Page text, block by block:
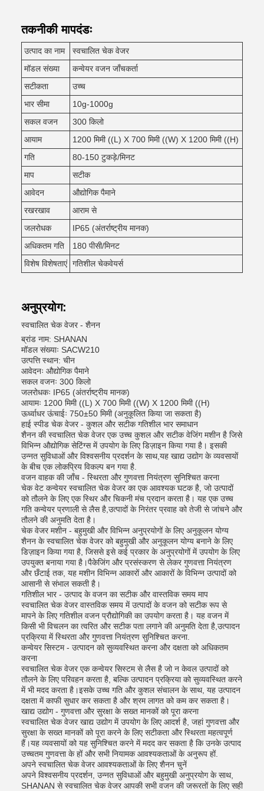
तकनीकी मापदंडः
उत्पाद का नाम
स्वचालित चेक वेजर
मॉडल संख्या
कन्वेयर वजन जाँचकर्ता
सटीकता
उच्च
भार सीमा
10g-1000g
सकल वजन
300 किलो
आयाम
1200 मिमी ((L) X 700 मिमी ((W) X 1200 मिमी ((H)
गति
80-150 टुकड़े/मिनट
माप
सटीक
आवेदन
औद्योगिक पैमाने
रखरखाव
आराम से
जलरोधक
IP65 (अंतर्राष्ट्रीय मानक)
अधिकतम गति
180 पीसी/मिनट
विशेष विशेषताएं गतिशील चेकवेयर्स
अनुप्रयोग:
स्वचालित चेक वेजर - शैनन
ब्रांड नाम: SHANAN
मॉडल संख्याः SACW210
उत्पत्ति स्थान: चीन
आवेदनः औद्योगिक पैमाने
सकल वजनः 300 किलो
जलरोधकः IP65 (अंतर्राष्ट्रीय मानक)
आयामः 1200 मिमी ((L) X 700 मिमी ((W) X 1200 मिमी ((H)
ऊर्ध्वाधर ऊंचाईः 750±50 मिमी (अनुकूलित किया जा सकता है)
हाई स्पीड चेक वेजर - कुशल और सटीक गतिशील भार समाधान
शैनन की स्वचालित चेक वेजर एक उच्च कुशल और सटीक वेजिंग मशीन है जिसे
विभिन्न औद्योगिक सेटिंग्स में उपयोग के लिए डिज़ाइन किया गया है। इसकी
उन्नत सुविधाओं और विश्वसनीय प्रदर्शन के साथ,यह खाद्य उद्योग के व्यवसायों
के बीच एक लोकप्रिय विकल्प बन गया है.
वजन वाहक की जाँच - स्थिरता और गुणवत्ता नियंत्रण सुनिश्चित करना
चेक वेट कन्वेयर स्वचालित चेक वेजर का एक आवश्यक घटक है, जो उत्पादों
को तौलने के लिए एक स्थिर और चिकनी मंच प्रदान करता है। यह एक उच्च
गति कन्वेयर प्रणाली से लैस है,उत्पादों के निरंतर प्रवाह को तेजी से जांचने और
तौलने की अनुमति देता है।
चेक वेजर मशीन - बहुमुखी और विभिन्न अनुप्रयोगों के लिए अनुकूलन योग्य
शैनन के स्वचालित चेक वेजर को बहुमुखी और अनुकूलन योग्य बनाने के लिए
डिज़ाइन किया गया है, जिससे इसे कई प्रकार के अनुप्रयोगों में उपयोग के लिए
उपयुक्त बनाया गया है।पैकेजिंग और प्रसंस्करण से लेकर गुणवत्ता नियंत्रण
और छँटाई तक, यह मशीन विभिन्न आकारों और आकारों के विभिन्न उत्पादों को
आसानी से संभाल सकती है।
गतिशील भार - उत्पाद के वजन का सटीक और वास्तविक समय माप
स्वचालित चेक वेजर वास्तविक समय में उत्पादों के वजन को सटीक रूप से
मापने के लिए गतिशील वजन प्रौद्योगिकी का उपयोग करता है। यह वजन में
किसी भी विचलन का त्वरित और सटीक पता लगाने की अनुमति देता है,उत्पादन
प्रक्रिया में स्थिरता और गुणवत्ता नियंत्रण सुनिश्चित करना.
कन्वेयर सिस्टम - उत्पादन को सुव्यवस्थित करना और दक्षता को अधिकतम
करना
स्वचालित चेक वेजर एक कन्वेयर सिस्टम से लैस है जो न केवल उत्पादों को
तौलने के लिए परिवहन करता है, बल्कि उत्पादन प्रक्रिया को सुव्यवस्थित करने
में भी मदद करता है।इसके उच्च गति और कुशल संचालन के साथ, यह उत्पादन
दक्षता में काफी सुधार कर सकता है और श्रम लागत को कम कर सकता है।
खाद्य उद्योग - गुणवत्ता और सुरक्षा के सख्त मानकों को पूरा करना
स्वचालित चेक वेजर खाद्य उद्योग में उपयोग के लिए आदर्श है, जहां गुणवत्ता और
सुरक्षा के सख्त मानकों को पूरा करने के लिए सटीकता और स्थिरता महत्वपूर्ण
हैं।यह व्यवसायों को यह सुनिश्चित करने में मदद कर सकता है कि उनके उत्पाद
उच्चतम गुणवत्ता के हों और सभी नियामक आवश्यकताओं के अनुरूप हों.
अपने स्वचालित चेक वेजर आवश्यकताओं के लिए शैनन चुनें
अपने विश्वसनीय प्रदर्शन, उन्नत सुविधाओं और बहुमुखी अनुप्रयोग के साथ,
SHANAN से स्वचालित चेक वेजर आपकी सभी वजन की जरूरतों के लिए सही